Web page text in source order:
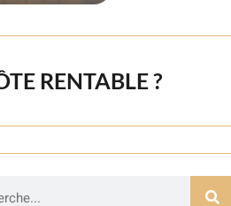
RENTABLE ?